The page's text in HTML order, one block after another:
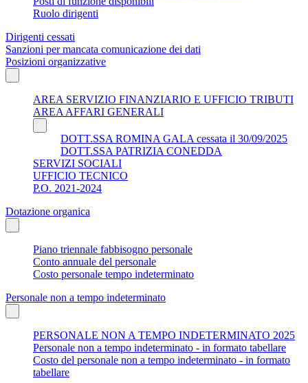
Ruolo dirigenti
Dirigenti cessati
Sanzioni per mancata comunicazione dei dati
Posizioni organizzative
AREA SERVIZIO FINANZIARIO E UFFICIO TRIBUTI
AREA AFFARI GENERALI
DOTT.SSA ROMINA GALA cessata il 30/09/2025
DOTT.SSA PATRIZIA CONEDDA
SERVIZI SOCIALI
UFFICIO TECNICO
P.O. 2021-2024
Dotazione organica
Piano triennale fabbisogno personale
Conto annuale del personale
Costo personale tempo indeterminato
Personale non a tempo indeterminato
PERSONALE NON A TEMPO INDETERMINATO 2025
Personale non a tempo indeterminato - in formato tabellare
Costo del personale non a tempo indeterminato - in formato
tabellare